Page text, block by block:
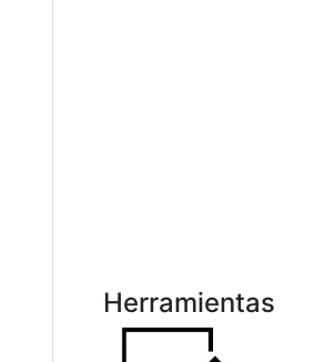
Herramientas